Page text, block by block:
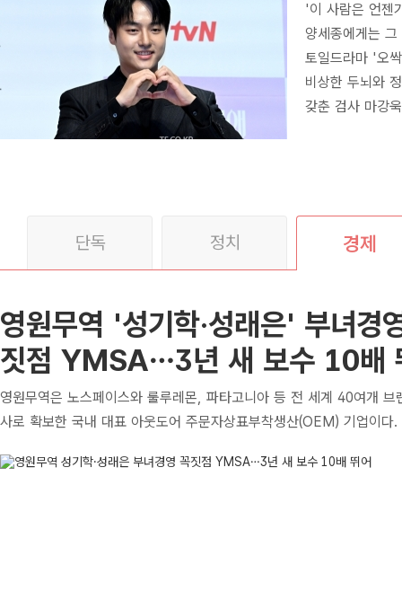
'이 사람은 언젠
양세종에게는
토일드라마 '오
비상한 두뇌와
갖춘 검사 마강
단독 정치 경제
영원무역 '성기학·성래은' 부녀경
짓점 YMSA…3년 새 보수 10배
영원무역은 노스페이스와 룰루레몬, 파타고니아 등 전 세계 40여개 브
사로 확보한 국내 대표 아웃도어 주문자상표부착생산(OEM) 기업이다
다.하지만 영원무역홀딩스가 그룹 최상단 지배회사는 아니다. 지배구